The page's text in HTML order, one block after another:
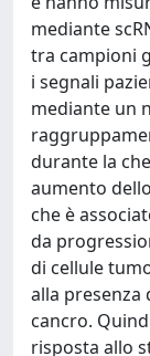
mediante
tra campioni
i segnali
mediante un
durante la
aumento
che è
da
di cellule
alla
cancro.
risposta allo